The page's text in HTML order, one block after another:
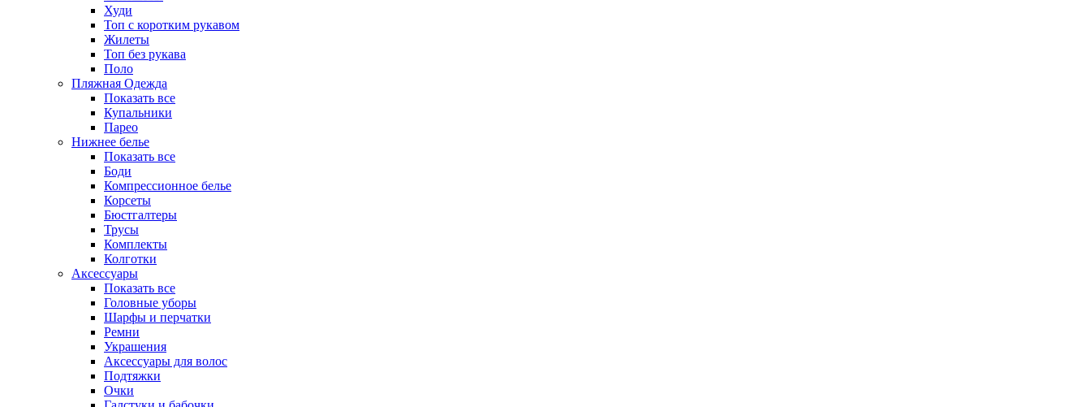
Худи
Топ с коротким рукавом
Жилеты
Топ без рукава
Поло
Пляжная Одежда
Показать все
Купальники
Парео
Нижнее белье
Показать все
Боди
Компрессионное белье
Корсеты
Бюстгалтеры
Трусы
Комплекты
Колготки
Аксессуары
Показать все
Головные уборы
Шарфы и перчатки
Ремни
Украшения
Аксессуары для волос
Подтяжки
Очки